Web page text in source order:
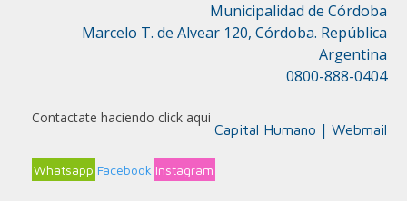
Contactate haciendo click aqui
Whatsapp Facebook Instagram
Municipalidad de Córdoba
Marcelo T. de Alvear 120, Córdoba. República
Argentina
0800-888-0404
Capital Humano | Webmail